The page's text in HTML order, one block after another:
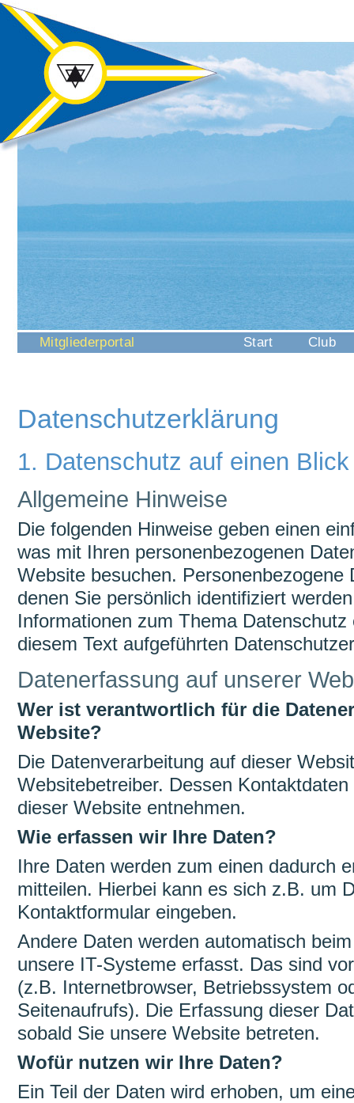
Navigation
Start Club
Mitgliederportal
Datenschutzerklärung
1. Datenschutz auf einen Blick
Allgemeine Hinweise
Die folgenden Hinweise geben einen
was mit Ihren personenbezogenen
Website besuchen. Personenbezogene
denen Sie persönlich identifiziert
Informationen zum Thema
diesem Text aufgeführten
Datenerfassung auf unserer
Wer ist verantwortlich für die
Website?
Die Datenverarbeitung auf dieser
Websitebetreiber. Dessen
dieser Website entnehmen.
Wie erfassen wir Ihre Daten?
Ihre Daten werden zum einen dadurch
mitteilen. Hierbei kann es sich z.B. um
Kontaktformular eingeben.
Andere Daten werden automatisch
unsere IT-Systeme erfasst. Das sind
(z.B. Internetbrowser, Betriebssystem
Seitenaufrufs). Die Erfassung dieser
sobald Sie unsere Website betreten.
Wofür nutzen wir Ihre Daten?
Ein Teil der Daten wird erhoben, um